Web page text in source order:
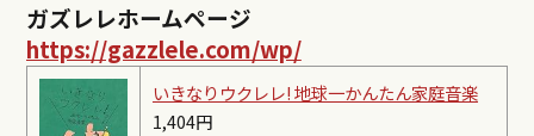
ガズレレホームページ
https://gazzlele.com/wp/
いきなりウクレレ! 地球一かんたん家庭音楽
1,404円